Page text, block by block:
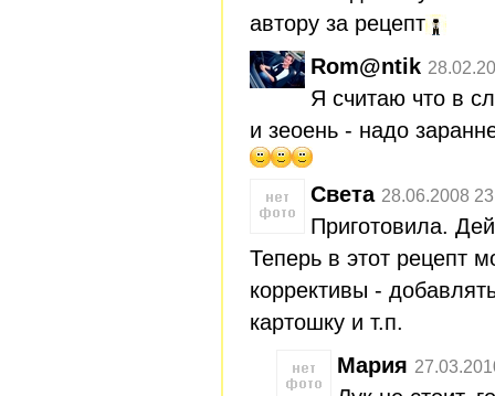
автору за рецепт
Rom@ntik
Я считаю что в
и зеоень - надо
Света 28.06.2008
Приготовила.
Теперь в этот рецепт
коррективы -
картошку и т.п.
Мария